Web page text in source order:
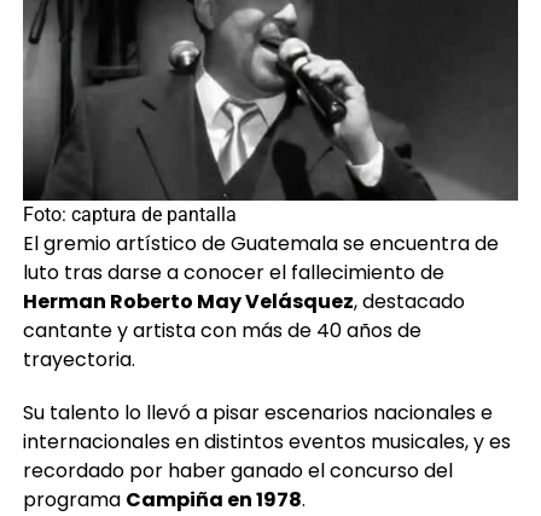
Foto: captura de pantalla
El gremio artístico de Guatemala se encuentra de
luto tras darse a conocer el fallecimiento de
Herman Roberto May Velásquez, destacado
cantante y artista con más de 40 años de
trayectoria.
Su talento lo llevó a pisar escenarios nacionales e
internacionales en distintos eventos musicales, y es
recordado por haber ganado el concurso del
programa Campiña en 1978.